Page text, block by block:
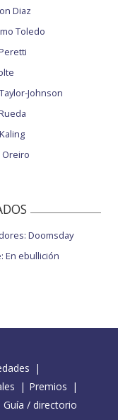
Diaz
Toledo
Johnson
Oreiro
Doomsday
En ebullición
Premios
Guía / directorio